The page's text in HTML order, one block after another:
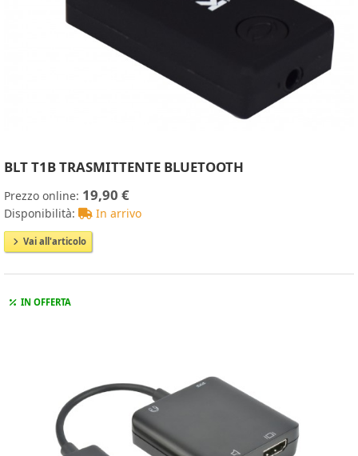
BLT T1B TRASMITTENTE BLUETOOTH
Prezzo online: 19,90 €
Disponibilità: In arrivo
Vai all'articolo
IN OFFERTA